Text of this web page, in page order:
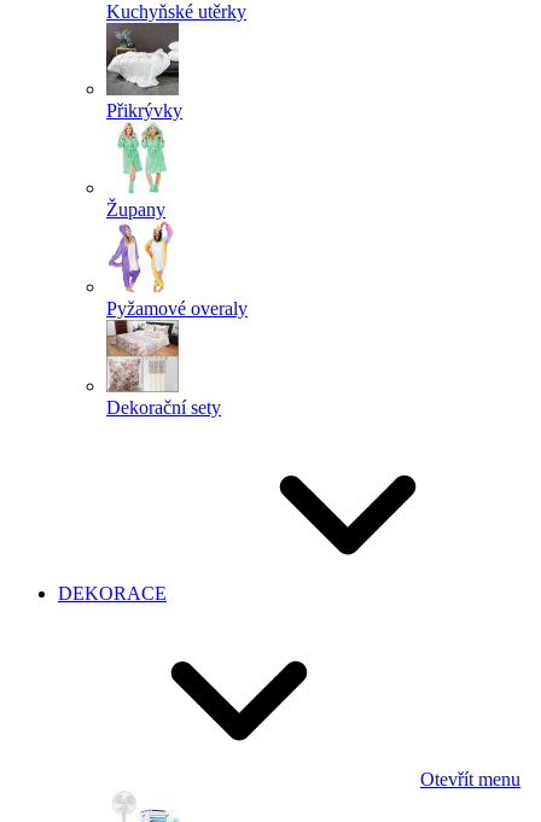
Kuchyňské utěrky
Přikrývky
Župany
Pyžamové overaly
Dekorační sety
DEKORACE
Otevřít menu